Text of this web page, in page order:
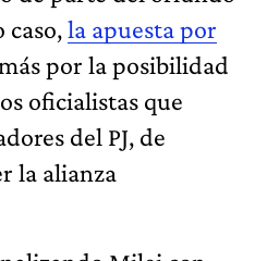
caso,la apuesta por
por la posibilidad
oficialistas que
del PJ, de
la alianza